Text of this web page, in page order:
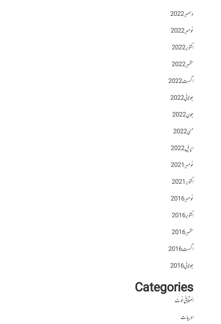
دسمبر 2022
نومبر 2022
اکتوبر 2022
ستمبر 2022
اگست 2022
جولائی 2022
جون 2022
مئی 2022
اپریل 2022
نومبر 2021
اکتوبر 2021
نومبر 2016
اکتوبر 2016
ستمبر 2016
اگست 2016
جولائی 2016
Categories
اختلافی نوٹ
ادبیات